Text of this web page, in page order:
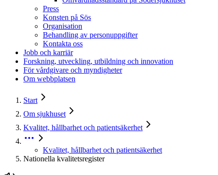
Press
Konsten på Sös
Organisation
Behandling av personuppgifter
Kontakta oss
Jobb och karriär
Forskning, utveckling, utbildning och innovation
För vårdgivare och myndigheter
Om webbplatsen
Start
Om sjukhuset
Kvalitet, hållbarhet och patientsäkerhet
Kvalitet, hållbarhet och patientsäkerhet
Nationella kvalitetsregister